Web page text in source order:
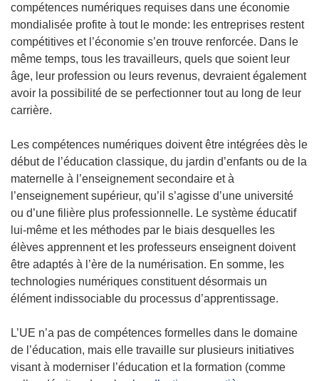
compétences numériques requises dans une économie
mondialisée profite à tout le monde: les entreprises restent
compétitives et l’économie s’en trouve renforcée. Dans le
même temps, tous les travailleurs, quels que soient leur
âge, leur profession ou leurs revenus, devraient également
avoir la possibilité de se perfectionner tout au long de leur
carrière.
Les compétences numériques doivent être intégrées dès le
début de l’éducation classique, du jardin d’enfants ou de la
maternelle à l’enseignement secondaire et à
l’enseignement supérieur, qu’il s’agisse d’une université
ou d’une filière plus professionnelle. Le système éducatif
lui-même et les méthodes par le biais desquelles les
élèves apprennent et les professeurs enseignent doivent
être adaptés à l’ère de la numérisation. En somme, les
technologies numériques constituent désormais un
élément indissociable du processus d’apprentissage.
L’UE n’a pas de compétences formelles dans le domaine
de l’éducation, mais elle travaille sur plusieurs initiatives
visant à moderniser l’éducation et la formation (comme